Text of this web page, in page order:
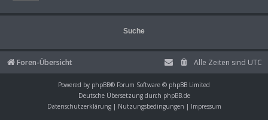
Foren-Übersicht Alle Zeiten sind UTC
Powered by phpBB® Forum Software © phpBB Limited
Deutsche Übersetzung durch phpBB.de
Datenschutzerklärung| Nutzungsbedingungen | Impressum